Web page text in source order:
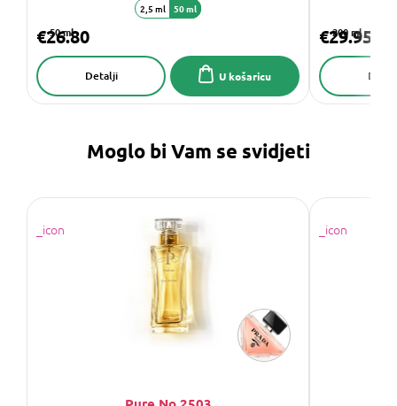
50 ml
€26.80
U košaricu
Detalji
2,5 ml 50 ml
200 ml
€29.95
Moglo bi Vam se svidjeti